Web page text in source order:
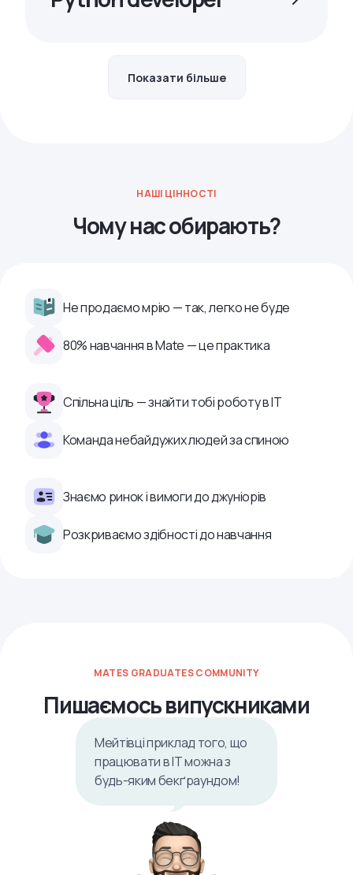
Показати більше
НАШІ ЦІННОСТІ
Чому нас обирають?
Не продаємо мрію — так, легко не буде
80% навчання в Mate — це практика
Спільна ціль — знайти тобі роботу в ІТ
Команда небайдужих людей за спиною
Знаємо ринок і вимоги до джуніорів
Розкриваємо здібності до навчання
MATES GRADUATES COMMUNITY
Пишаємось випускниками
Мейтівці приклад того, що
працювати в ІТ можна з
будь-яким бекґраундом!